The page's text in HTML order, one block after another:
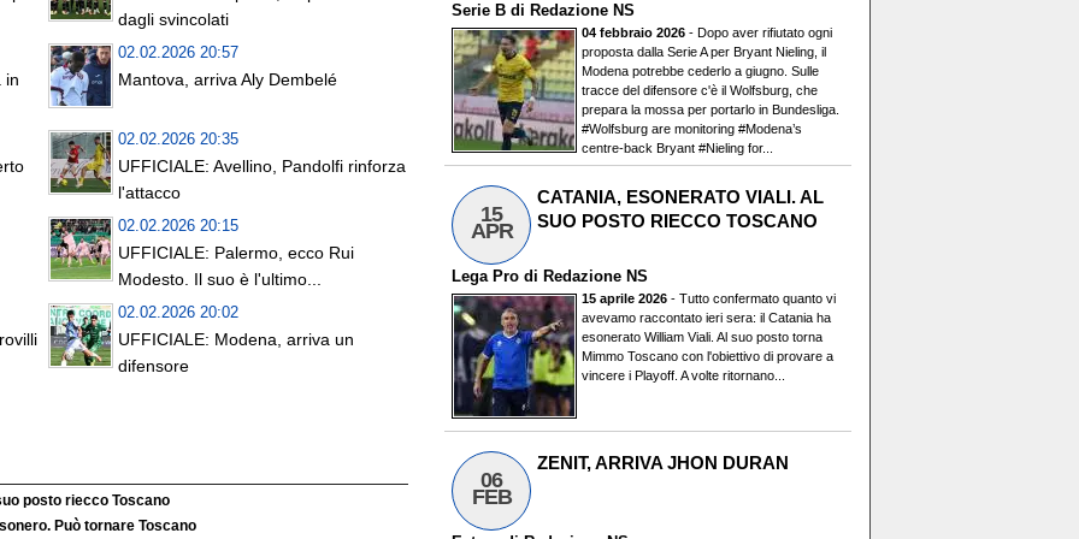
dagli svincolati
in
02.02.2026 20:57
Mantova, arriva Aly Dembelé
02.02.2026 20:35
UFFICIALE: Avellino, Pandolfi rinforza
l'attacco
02.02.2026 20:15
UFFICIALE: Palermo, ecco Rui
Modesto. Il suo è l'ultimo...
02.02.2026 20:02
UFFICIALE: Modena, arriva un
difensore
posto riecco Toscano
Può tornare Toscano
Serie B di Redazione NS
04 febbraio 2026 - Dopo aver rifiutato ogni
proposta dalla Serie A per Bryant Nieling, il
Modena potrebbe cederlo a giugno. Sulle
tracce del difensore c'è il Wolfsburg, che
prepara la mossa per portarlo in Bundesliga.
#Wolfsburg are monitoring #Modena’s
centre-back Bryant #Nieling for...
15
APR
CATANIA, ESONERATO VIALI. AL
SUO POSTO RIECCO TOSCANO
Lega Pro di Redazione NS
15 aprile 2026 - Tutto confermato quanto vi
avevamo raccontato ieri sera: il Catania ha
esonerato William Viali. Al suo posto torna
Mimmo Toscano con l'obiettivo di provare a
vincere i Playoff. A volte ritornano...
06
FEB
ZENIT, ARRIVA JHON DURAN